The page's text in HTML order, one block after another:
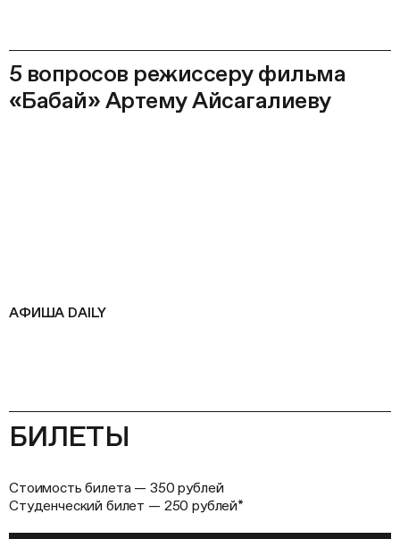
5 вопросов режиссеру фильма
«Бабай» Артему Айсагалиеву
АФИША DAILY
БИЛЕТЫ
Стоимость билета — 350 рублей
Студенческий билет — 250 рублей*